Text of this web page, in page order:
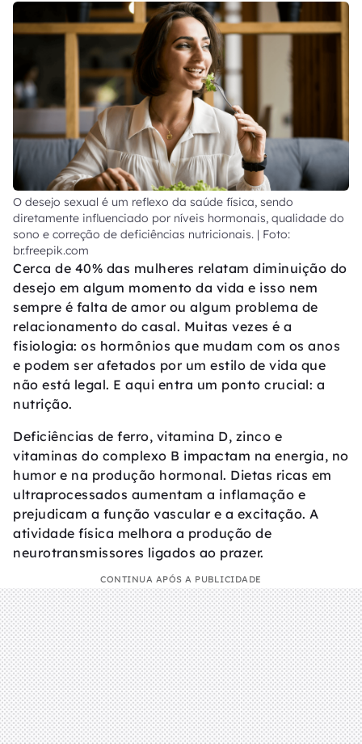
O desejo sexual é um reflexo da saúde física, sendo
diretamente influenciado por níveis hormonais, qualidade do
sono e correção de deficiências nutricionais. | Foto:
br.freepik.com
Cerca de 40% das mulheres relatam diminuição do
desejo em algum momento da vida e isso nem
sempre é falta de amor ou algum problema de
relacionamento do casal. Muitas vezes é a
fisiologia: os hormônios que mudam com os anos
e podem ser afetados por um estilo de vida que
não está legal. E aqui entra um ponto crucial: a
nutrição.
Deficiências de ferro, vitamina D, zinco e
vitaminas do complexo B impactam na energia, no
humor e na produção hormonal. Dietas ricas em
ultraprocessados aumentam a inflamação e
prejudicam a função vascular e a excitação. A
atividade física melhora a produção de
neurotransmissores ligados ao prazer.
CONTINUA APÓS A PUBLICIDADE